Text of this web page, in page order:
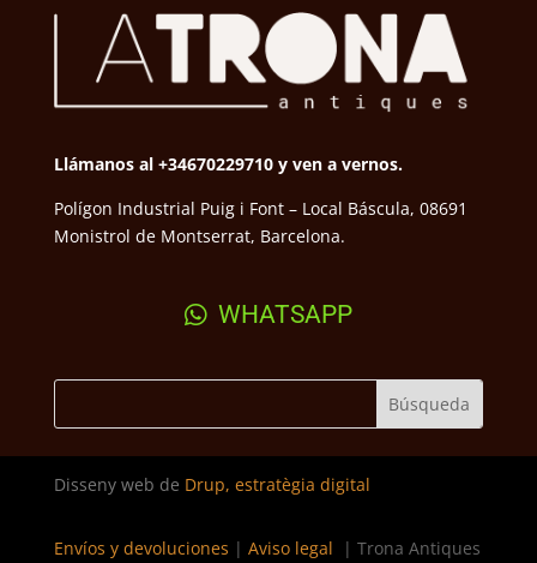
Llámanos al +34670229710 y ven a vernos.
Polígon Industrial Puig i Font – Local Báscula, 08691
Monistrol de Montserrat, Barcelona.
WHATSAPP
Disseny web de Drup, estratègia digital
Envíos y devoluciones | Aviso legal | Trona Antiques